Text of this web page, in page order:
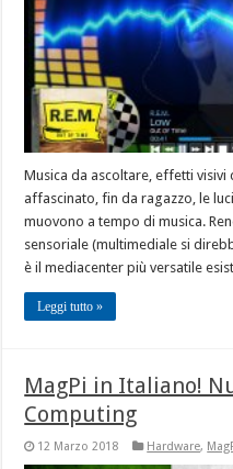
Musica da ascoltare, effetti visivi
affascinato, fin da ragazzo, le
muovono a tempo di musica.
sensoriale (multimediale si
è il mediacenter più versatile
Leggi tutto »
MagPi in Italiano!
Computing
12 Marzo 2018 Hardware,